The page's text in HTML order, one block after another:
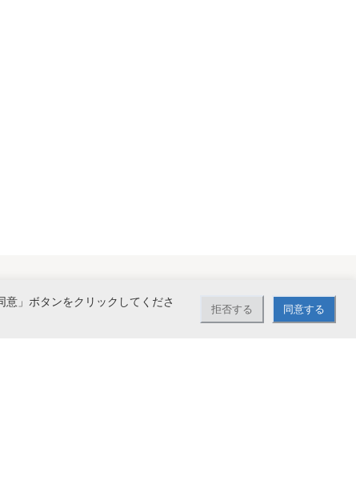
」ボタンをクリックしてくださ
拒否する 同意する